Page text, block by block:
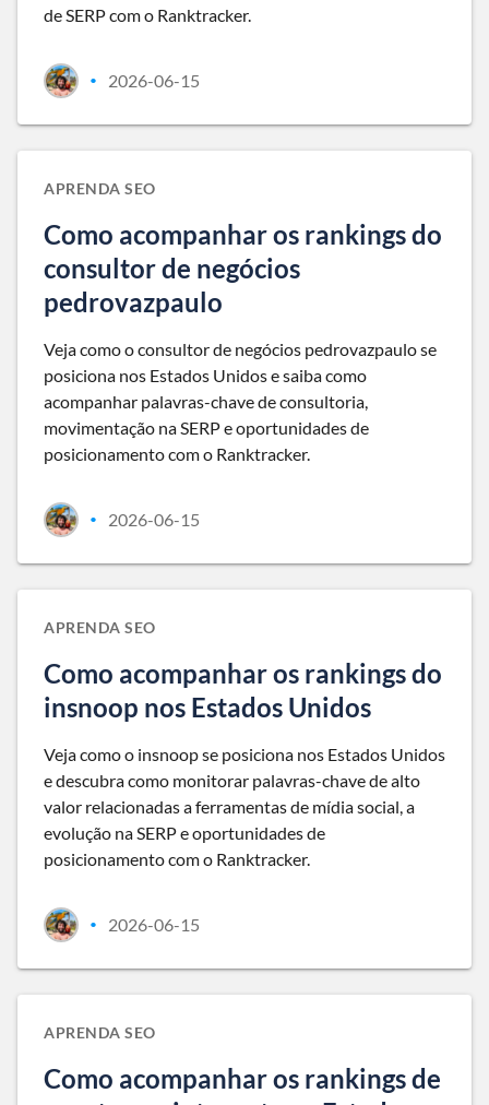
de SERP com o Ranktracker.
• 2026-06-15
APRENDA SEO
Como acompanhar os rankings do
consultor de negócios
pedrovazpaulo
Veja como o consultor de negócios pedrovazpaulo se
posiciona nos Estados Unidos e saiba como
acompanhar palavras-chave de consultoria,
movimentação na SERP e oportunidades de
posicionamento com o Ranktracker.
• 2026-06-15
APRENDA SEO
Como acompanhar os rankings do
insnoop nos Estados Unidos
Veja como o insnoop se posiciona nos Estados Unidos
e descubra como monitorar palavras-chave de alto
valor relacionadas a ferramentas de mídia social, a
evolução na SERP e oportunidades de
posicionamento com o Ranktracker.
• 2026-06-15
APRENDA SEO
Como acompanhar os rankings de